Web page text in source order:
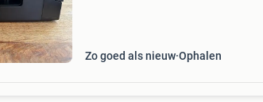
Zo goed als nieuw Ophalen